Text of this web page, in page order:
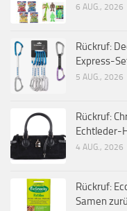
6 AUG., 2026
Rückruf:
Express-
5 AUG., 2026
Rückruf:
Echtleder-
4 AUG., 2026
Rückruf:
Samen